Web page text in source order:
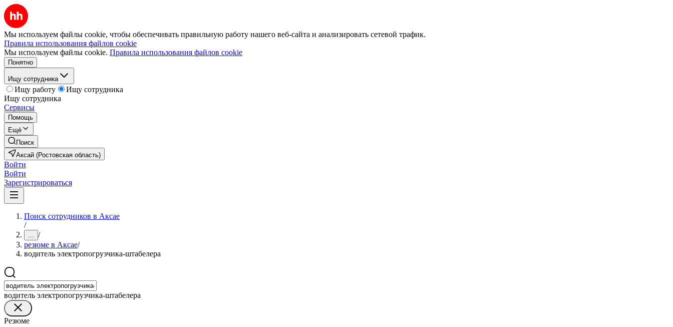
Мы используем файлы cookie, чтобы обеспечивать правильную работу нашего веб-сайта и анализировать сетевой трафик.
Правила использования файлов cookie
Мы используем файлы cookie. Правила использования файлов cookie
Понятно
Ищу сотрудника
Ищу работу
Ищу сотрудника
Ищу сотрудника
Сервисы
Помощь
Ещё
Поиск
Аксай (Ростовская область)
Войти
Войти
Зарегистрироваться
Поиск сотрудников в Аксае
/
... /
резюме в Аксае/
водитель электропогрузчика-штабелера
водитель электропогрузчика-штабелера
Резюме